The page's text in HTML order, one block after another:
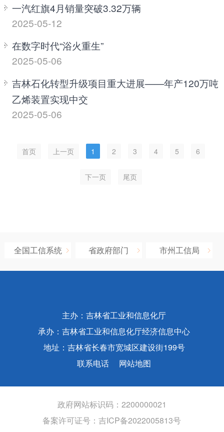
一汽红旗4月销量突破3.32万辆
2025-05-12
在数字时代“浴火重生”
2025-05-06
吉林石化转型升级项目重大进展——年产120万吨
乙烯装置实现中交
2025-05-06
首页 上一页 1 2 3 4 5 6
下一页 尾页
全国工信系统 省政府部门 市州工信局
主办：吉林省工业和信息化厅
承办：吉林省工业和信息化厅经济信息中心
地址：吉林省长春市宽城区建设街199号
联系电话
网站地图
政府网站标识码：2200000021
备案许可证号：吉ICP备2022005813号